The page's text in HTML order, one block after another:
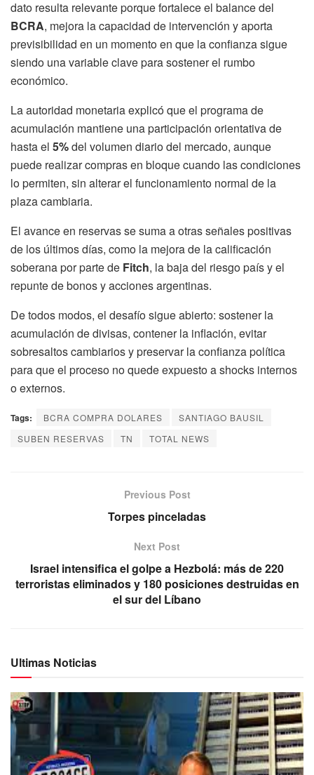
dato resulta relevante porque fortalece el balance del
BCRA, mejora la capacidad de intervención y aporta
previsibilidad en un momento en que la confianza sigue
siendo una variable clave para sostener el rumbo
económico.
La autoridad monetaria explicó que el programa de
acumulación mantiene una participación orientativa de
hasta el 5%del volumen diario del mercado, aunque
puede realizar compras en bloque cuando las condiciones
lo permiten, sin alterar el funcionamiento normal de la
plaza cambiaria.
El avance en reservas se suma a otras señales positivas
de los últimos días, como la mejora de la calificación
soberana por parte de Fitch, la baja del riesgo país y el
repunte de bonos y acciones argentinas.
De todos modos, el desafío sigue abierto: sostener la
acumulación de divisas, contener la inflación, evitar
sobresaltos cambiarios y preservar la confianza política
para que el proceso no quede expuesto a shocks internos
o externos.
Tags: BCRA COMPRA DOLARES
SANTIAGO BAUSIL
SUBEN RESERVAS
TN TOTAL NEWS
Previous Post
Torpes pinceladas
Next Post
Israel intensifica el golpe a Hezbolá: más de 220
terroristas eliminados y 180 posiciones destruidas en
el sur del Líbano
Ultimas Noticias